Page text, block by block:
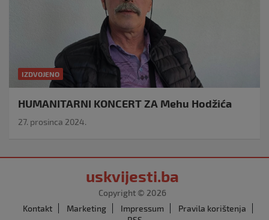
IZDVOJENO
HUMANITARNI KONCERT ZA Mehu Hodžića
27. prosinca 2024.
uskvijesti.ba
Copyright © 2026
Kontakt
Marketing Impressum
Pravila korištenja